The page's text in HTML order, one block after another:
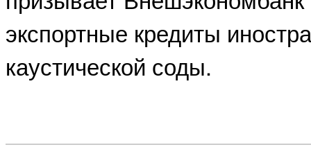
экспортные кредиты
каустической соды.